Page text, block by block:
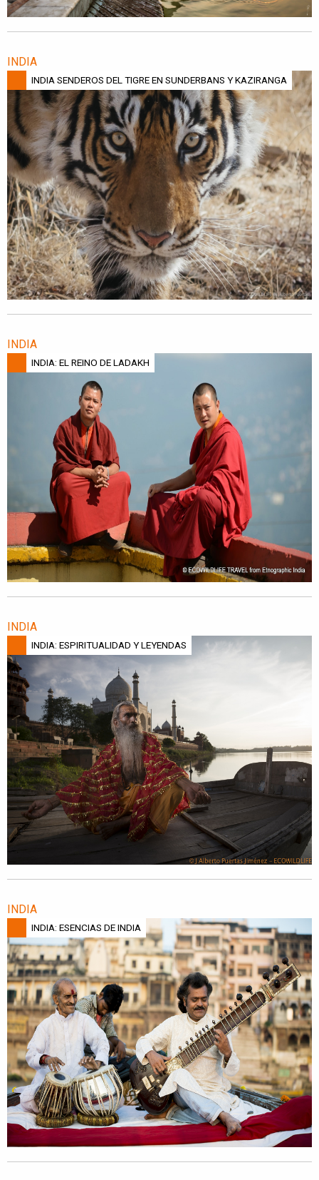
INDIA
INDIA SENDEROS DEL TIGRE EN SUNDERBANS Y KAZIRANGA
INDIA
INDIA: EL REINO DE LADAKH
INDIA
INDIA: ESPIRITUALIDAD Y LEYENDAS
INDIA
INDIA: ESENCIAS DE INDIA